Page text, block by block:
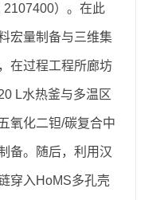
2107400）。在此
宏量制备与三维集
在过程工程所廊坊
L水热釜与多温区
氧化二钽/碳复合中
备。随后，利用汉
穿入HoMS多孔壳